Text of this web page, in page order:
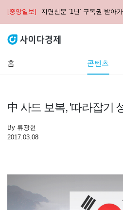
[중앙일보] 지면신문 ‘1년’ 구독권 받아
홈 콘텐츠
中 사드 보복, '따라잡기
By 류광현
2017.03.08